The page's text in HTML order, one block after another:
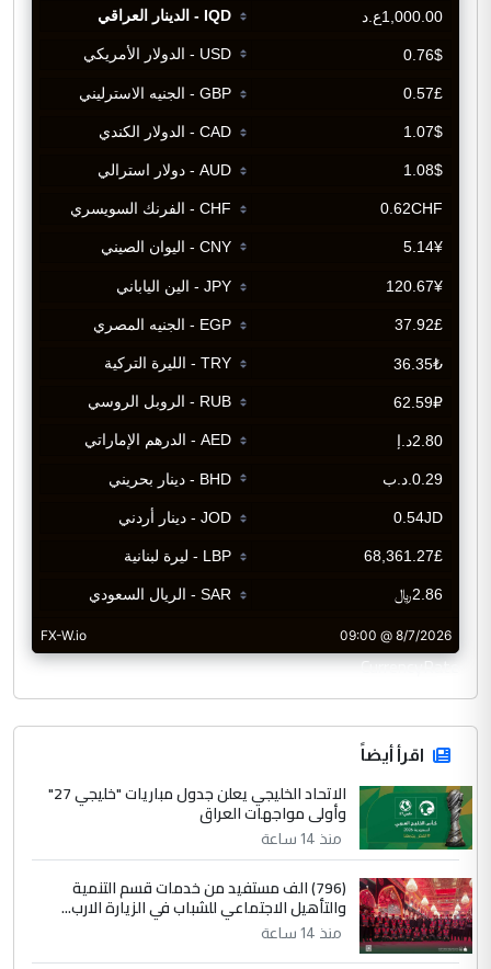
CurrencyRate
اقرأ أيضاً
الاتحاد الخليجي يعلن جدول مباريات "خليجي 27"
وأولى مواجهات العراق
منذ 14 ساعة
(796) الف مستفيد من خدمات قسم التنمية
والتأهيل الاجتماعي للشباب في الزيارة الارب...
منذ 14 ساعة